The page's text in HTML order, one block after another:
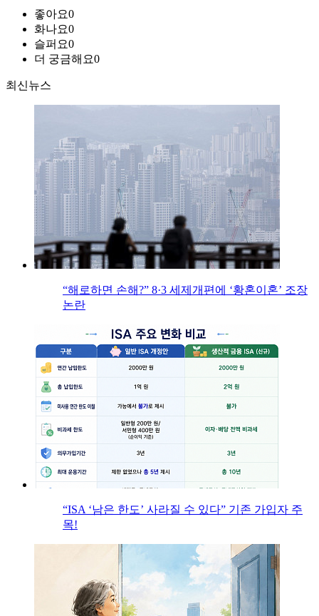
좋아요0
화나요0
슬퍼요0
더 궁금해요0
최신뉴스
“해로하면 손해?” 8·3 세제개편에 ‘황혼이혼’ 조장
논란
“ISA ‘남은 한도’ 사라질 수 있다” 기존 가입자 주
목!